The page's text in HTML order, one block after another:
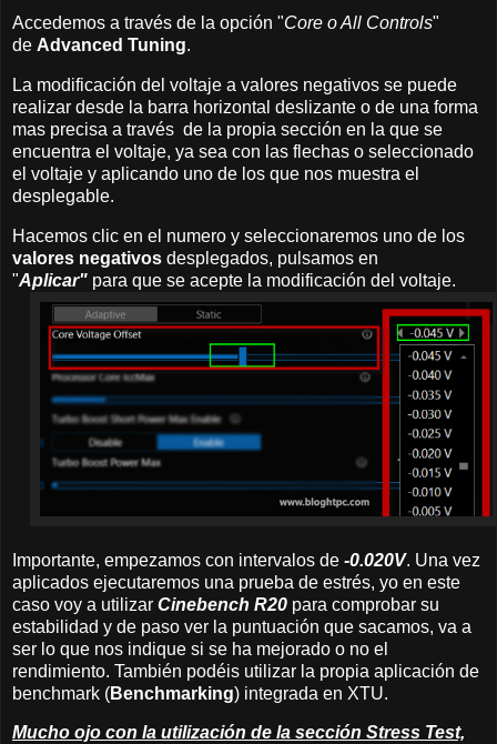
Accedemos a través de la opción "Core o All Controls"
de Advanced Tuning.
La modificación del voltaje a valores negativos se puede
realizar desde la barra horizontal deslizante o de una forma
mas precisa a través de la propia sección en la que se
encuentra el voltaje, ya sea con las flechas o seleccionado
el voltaje y aplicando uno de los que nos muestra el
desplegable.
Hacemos clic en el numero y seleccionaremos uno de los
valores negativos desplegados, pulsamos en
"Aplicar" para que se acepte la modificación del voltaje.
Importante, empezamos con intervalos de -0.020V. Una vez
aplicados ejecutaremos una prueba de estrés, yo en este
caso voy a utilizar Cinebench R20 para comprobar su
estabilidad y de paso ver la puntuación que sacamos, va a
ser lo que nos indique si se ha mejorado o no el
rendimiento. También podéis utilizar la propia aplicación de
benchmark (Benchmarking) integrada en XTU.
Mucho ojo con la utilización de la sección Stress Test,